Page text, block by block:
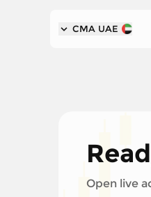
CMA UAE
Open live